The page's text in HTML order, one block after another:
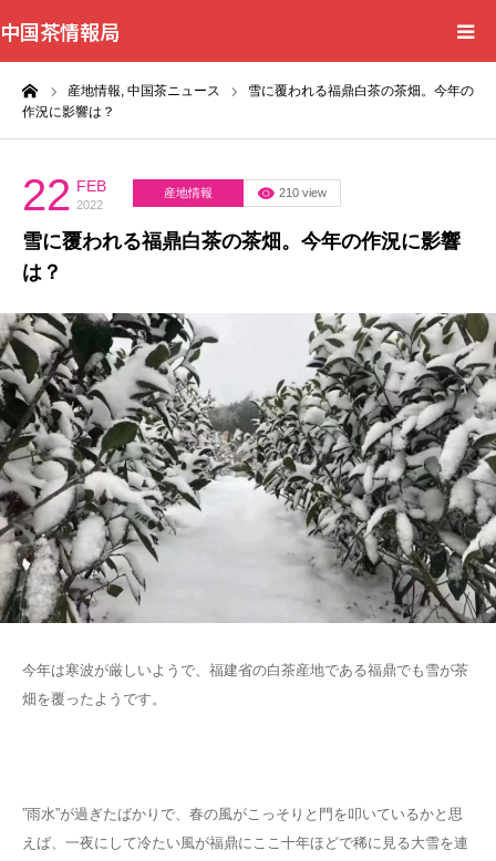
中国茶情報局
産地情報, 中国茶ニュース
雪に覆われる福鼎白茶の茶畑。今年の
作況に影響は？
22 FEB
2022
産地情報 210 view
雪に覆われる福鼎白茶の茶畑。今年の作況に影響
は？
今年は寒波が厳しいようで、福建省の白茶産地である福鼎でも雪が茶
畑を覆ったようです。
”雨水”が過ぎたばかりで、春の風がこっそりと門を叩いているかと思
えば、一夜にして冷たい風が福鼎にここ十年ほどで稀に見る大雪を連
Home
WordBank
Shops
Books